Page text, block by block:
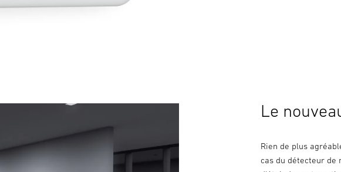
Le
Rien de plus
cas du détecteur de